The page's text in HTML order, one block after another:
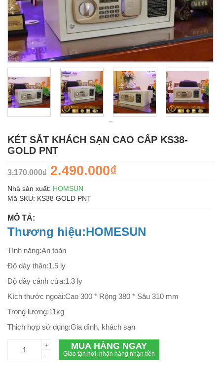
KÉT SẮT KHÁCH SẠN CAO CẤP KS38-
GOLD PNT
3.170.000₫ 2.490.000₫
Nhà sản xuất: HOMSUN
Mã SKU: KS38 GOLD PNT
MÔ TẢ:
Thương hiệu:HOMESUN
Tính năng:An toàn
Độ dày thân:1.5 ly
Độ dày cánh cửa:1.3 ly
Kích thước ngoài:Cao 300 * Rộng 380 * Sâu 310 mm
Trọng lượng:11kg
Thich hợp sử dụng:Gia đình, khách sạn
+
-
MUA HÀNG NGAY
Giao tận nơi, nhận hàng nhận tiền